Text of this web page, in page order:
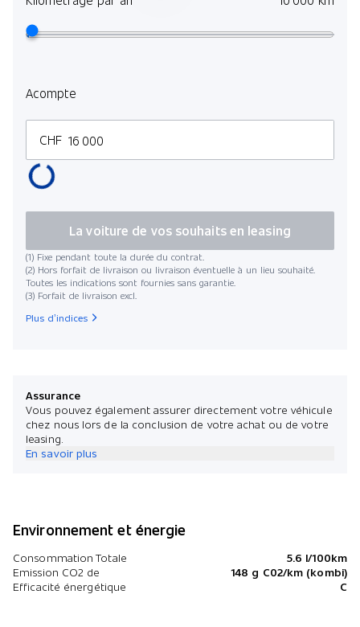
Pack Energizing Air Control
Acompte
CHF
(1) Fixe pendant toute la durée du contrat.
(2) Hors forfait de livraison ou livraison éventuelle à un lieu souhaité.
Toutes les indications sont fournies sans garantie.
(3) Forfait de livraison excl.
La voiture de vos souhaits en leasing
Plus d’indices
Assurance
Vous pouvez également assurer directement votre véhicule
chez nous lors de la conclusion de votre achat ou de votre
leasing.
En savoir plus
Environnement et énergie
Consommation Totale
5.6 l/100km
Emission CO2 de
148 g C02/km (kombi)
Efficacité énergétique
C